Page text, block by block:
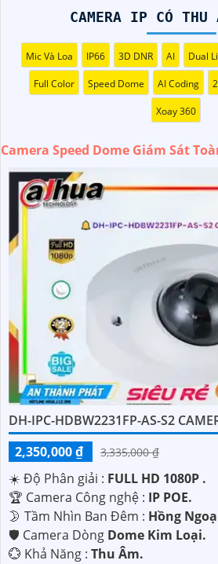
như bệnh viện, trường học, công ty,
dựng. Với khả năng quét góc nhìn
quang học mạnh mẽ, bạn có thể dễ
khu vực một cách chi tiết và chính
hợp nhiều tính năng thông minh
mặt, cảnh báo chuyển động và ghi
giúp bạn bảo vệ tài sản và người
Với thiết kế chắc chắn và khả năng
Camera Speed Dome Giám Sát Toàn
cân nhắc khi cần một giải pháp an
CAMERA IP CÓ THU
Mic Và Loa IP66 3D DNR AI Dual
Full Color Speed Dome AI Coding
Xoay 360
Camera Speed Dome Giám Sát
DH-IPC-HDBW2231FP-AS-S2
2,350,000 ₫
3,335,000 ₫
☀️ Độ Phân giải : FULL HD 1080P .
🏆 Camera Công nghệ : IP POE.
🌛 Tầm Nhìn Ban Đêm : Hồng
🛡 Camera Dòng Dome Kim Loại.
️💮 Khả Năng : Thu Âm.